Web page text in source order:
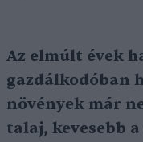
Az elmúlt évek
gazdálkodóban
növények már
talaj, kevesebb